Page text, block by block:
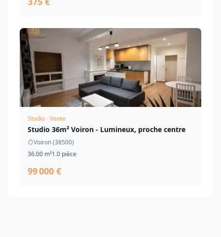
Studio - Vente
Studio 36m² Voiron - Lumineux, proche centre
Voiron (38500)
36.00 m²1.0 pièce
99 000 €